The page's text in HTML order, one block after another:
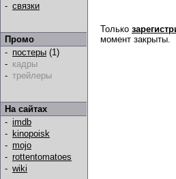
- связки
Промо
- постеры (1)
- кадры
- трейлеры
На сайтах
- imdb
- kinopoisk
- mojo
- rottentomatoes
- wiki
Только
момент закрыты.